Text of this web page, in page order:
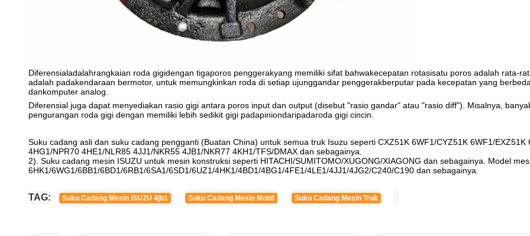
Diferensialadalahrangkaian roda gigidengan tigaporos penggerakyang memiliki sifat bahwakecepatan rotasisatu poros adalah rata-
adalah padakendaraan bermotor, untuk memungkinkan roda di setiap ujunggandar penggerakberputar pada kecepatan yang
dankomputer analog
Diferensial juga dapat menyediakan rasio gigi antara poros input dan output (disebut "rasio gandar" atau "rasio diff"). Misalnya,
pengurangan roda gigi dengan memiliki lebih sedikit gigi padapiniondaripadaroda gigi cincin
Suku cadang asli dan suku cadang pengganti (Buatan China) untuk semua truk Isuzu seperti CXZ51K 6WF1/CYZ51K 6WF1/EXZ51K
4HG1/NPR70 4HE1/NLR85 4JJ1/NKR55 4JB1/NKR77 4KH1/TFS/DMAX dan sebagainya.
2). Suku cadang mesin ISUZU untuk mesin konstruksi seperti HITACHI/SUMITOMO/XUGONG/XIAGONG dan sebagainya. Model
6HK1/6WG1/6BB1/6BD1/6RB1/6SA1/6SD1/6UZ1/4HK1/4BD1/4BG1/4FE1/4LE1/4JJ1/4JG2/C240/C190 dan sebagainya.
TAG: Suku Cadang Mesin ISUZU 4jb1 Suku Cadang Mesin Mobil Suku Cadang Mesin Truk